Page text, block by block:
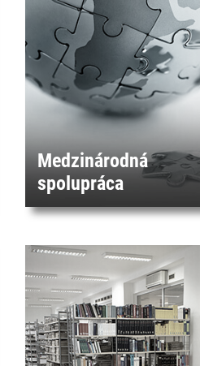
Medzinárodná
spolupráca